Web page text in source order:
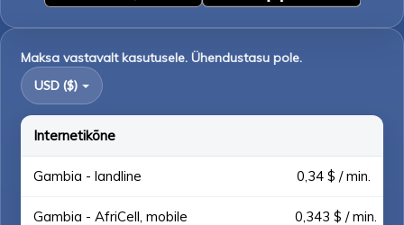
Maksa vastavalt kasutusele. Ühendustasu pole.
USD ($)
Internetikõne
Gambia - landline 0,34 $ / min.
Gambia - AfriCell, mobile 0,343 $ / min.